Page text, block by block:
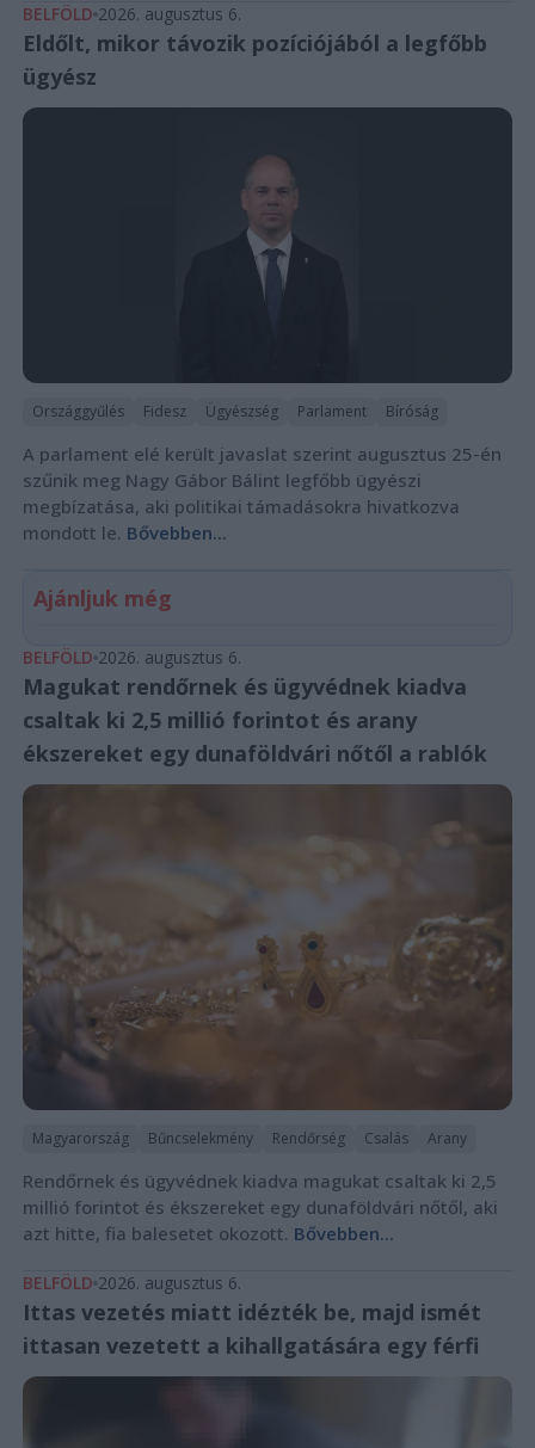
BELFÖLD 2026. augusztus 6.
Eldőlt, mikor távozik pozíciójából a legfőbb
ügyész
Országgyűlés Fidesz Ügyészség Parlament Bíróság
A parlament elé került javaslat szerint augusztus 25-én
szűnik meg Nagy Gábor Bálint legfőbb ügyészi
megbízatása, aki politikai támadásokra hivatkozva
mondott le. Bővebben...
Ajánljuk még
BELFÖLD 2026. augusztus 6.
Magukat rendőrnek és ügyvédnek kiadva
csaltak ki 2,5 millió forintot és arany
ékszereket egy dunaföldvári nőtől a rablók
Magyarország Bűncselekmény Rendőrség Csalás Arany
Rendőrnek és ügyvédnek kiadva magukat csaltak ki 2,5
millió forintot és ékszereket egy dunaföldvári nőtől, aki
azt hitte, fia balesetet okozott. Bővebben...
BELFÖLD 2026. augusztus 6.
Ittas vezetés miatt idézték be, majd ismét
ittasan vezetett a kihallgatására egy férfi